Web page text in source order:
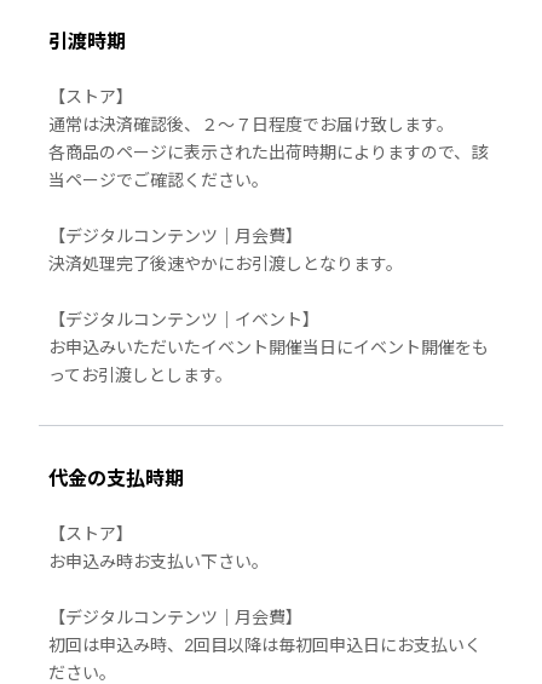
引渡時期
【ストア】
通常は決済確認後、２〜７日程度でお届け致します。
各商品のページに表示された出荷時期によりますので、該
当ページでご確認ください。
【デジタルコンテンツ｜月会費】
決済処理完了後速やかにお引渡しとなります。
【デジタルコンテンツ｜イベント】
お申込みいただいたイベント開催当日にイベント開催をも
ってお引渡しとします。
代金の支払時期
【ストア】
お申込み時お支払い下さい。
【デジタルコンテンツ｜月会費】
初回は申込み時、2回目以降は毎初回申込日にお支払いく
ださい。